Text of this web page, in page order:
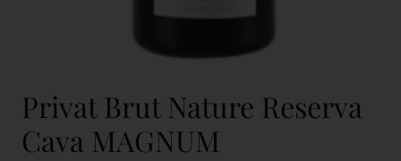
Privat Brut Nature Reserva
Cava MAGNUM